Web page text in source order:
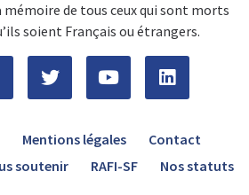
de tous ceux qui sont morts
soient Français ou étrangers.
Mentions légales
Contact
soutenir RAFI-SF Nos statuts